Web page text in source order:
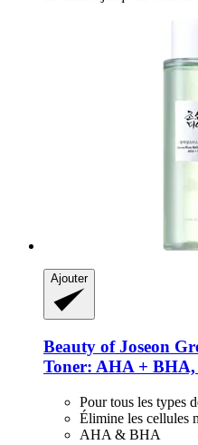
Ajouter
Beauty of Joseon
Toner: AHA + BHA,
Pour tous les types
Élimine les cellules
AHA & BHA